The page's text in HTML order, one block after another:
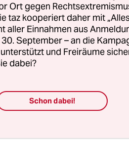
den FC
Ort gegen
taz kooperiert daher mit
aller Einnahmen aus
September – an die
und Freiräume
dabei?
Schon dabei!